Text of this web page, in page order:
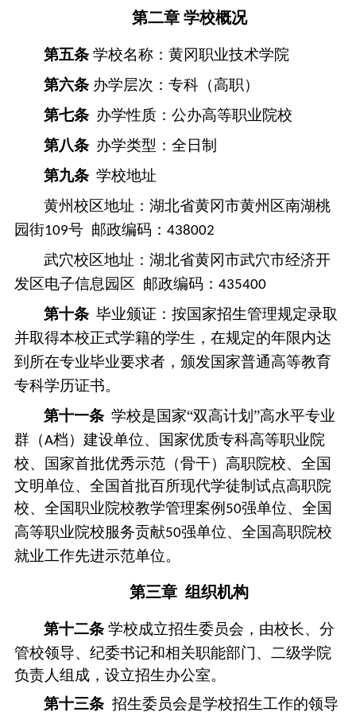
第二章 学校概况
第五条 学校名称： 黄冈职业技术学院
第六条 办学层次：专科（高职）
第七条 办学性质： 公办高等职业院校
第八条 办学类型：全日制
第九条 学校地址
黄州校区地址： 湖北省黄冈市黄州区南湖桃
园街109号 邮政编码： 438002
武穴校区地址：湖北省黄冈市武穴市经济开
发区电子信息园区 邮政编码： 435400
第十条 毕业颁证：按国家招生管理规定录取
并取得本校正式学籍的学生，在规定的年限内达
到所在专业毕业要求者，颁发国家普通高等教育
专科学历证书。
第十一条 学校是国家“双高计划”高水平专业
群（A档）建设单位、国家优质专科高等职业院
校、国家首批优秀示范（骨干）高职院校、全国
文明单位、全国首批百所现代学徒制试点高职院
校、全国职业院校教学管理案例 50强单位、全国
高等职业院校服务贡献50强单位、全国高职院校
就业工作先进示范单位。
第三章 组织机构
第十二条 学校成立招生委员会 ， 由校长、分
管校领导、纪委书记和相关职能部门、二级学院
负责人组成， 设立招生办公室。
第十三条 招生委员会是学校招生工作的领导